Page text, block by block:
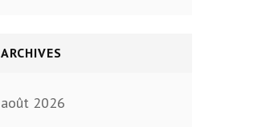
ARCHIVES
août 2026